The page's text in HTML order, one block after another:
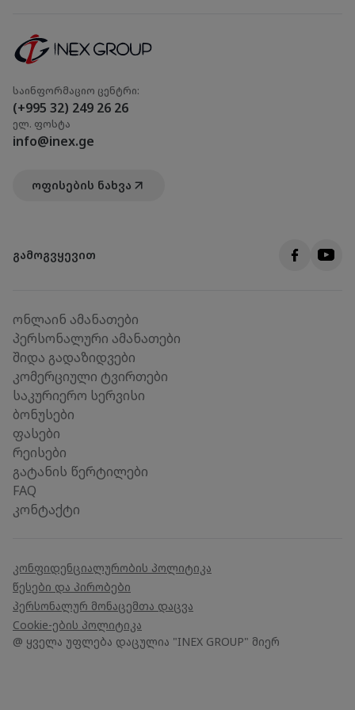
საინფორმაციო ცენტრი:
(+995 32) 249 26 26
ელ. ფოსტა
info@inex.ge
ოფისების ნახვა
გამოგვყევით
ონლაინ ამანათები
პერსონალური ამანათები
შიდა გადაზიდვები
კომერციული ტვირთები
საკურიერო სერვისი
ბონუსები
ფასები
რეისები
გატანის წერტილები
FAQ
კონტაქტი
კონფიდენციალურობის პოლიტიკა
წესები და პირობები
პერსონალურ მონაცემთა დაცვა
Cookie-ების პოლიტიკა
@ ყველა უფლება დაცულია "INEX GROUP" მიერ